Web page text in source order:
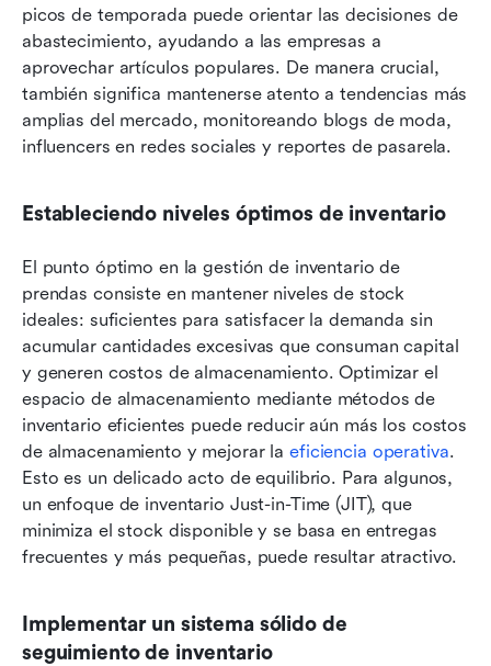
picos de temporada puede orientar las decisiones de
abastecimiento, ayudando a las empresas a
aprovechar artículos populares. De manera crucial,
también significa mantenerse atento a tendencias más
amplias del mercado, monitoreando blogs de moda,
influencers en redes sociales y reportes de pasarela.
Estableciendo niveles óptimos de inventario
El punto óptimo en la gestión de inventario de
prendas consiste en mantener niveles de stock
ideales: suficientes para satisfacer la demanda sin
acumular cantidades excesivas que consuman capital
y generen costos de almacenamiento. Optimizar el
espacio de almacenamiento mediante métodos de
inventario eficientes puede reducir aún más los costos
de almacenamiento y mejorar la eficiencia operativa.
Esto es un delicado acto de equilibrio. Para algunos,
un enfoque de inventario Just-in-Time (JIT), que
minimiza el stock disponible y se basa en entregas
frecuentes y más pequeñas, puede resultar atractivo.
Implementar un sistema sólido de
seguimiento de inventario